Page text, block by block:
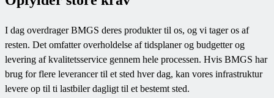
I dag overdrager BMGS deres produkter til os, og vi tager os af
resten. Det omfatter overholdelse af tidsplaner og budgetter og
levering af kvalitetsservice gennem hele processen. Hvis BMGS har
brug for flere leverancer til et sted hver dag, kan vores infrastruktur
levere op til ti lastbiler dagligt til et bestemt sted.